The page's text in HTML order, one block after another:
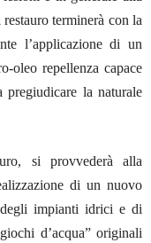
terminerà con la
l’applicazione di un
oleo repellenza capace
pregiudicare la naturale
si provvederà alla
di un nuovo
impianti idrici e di
d’acqua” originali